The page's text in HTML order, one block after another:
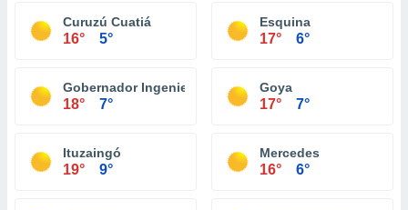
Curuzú Cuatiá
16° 5°
Esquina
17° 6°
Gobernador Ingeniero Valentin Virasoro
18° 7°
Goya
17° 7°
Ituzaingó
19° 9°
Mercedes
16° 6°